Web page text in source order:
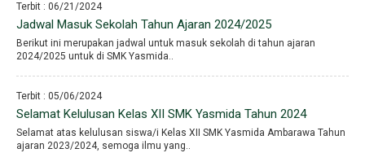
Terbit : 06/21/2024
Jadwal Masuk Sekolah Tahun Ajaran 2024/2025
Berikut ini merupakan jadwal untuk masuk sekolah di tahun ajaran
2024/2025 untuk di SMK Yasmida..
Terbit : 05/06/2024
Selamat Kelulusan Kelas XII SMK Yasmida Tahun 2024
Selamat atas kelulusan siswa/i Kelas XII SMK Yasmida Ambarawa Tahun
ajaran 2023/2024, semoga ilmu yang..